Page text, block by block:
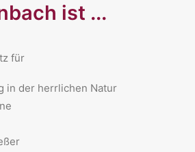
ist ...
für
in der herrlichen Natur